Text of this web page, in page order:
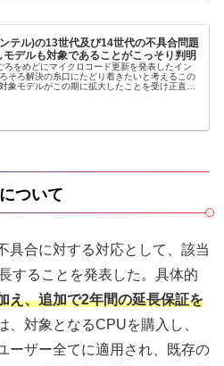
テル)の13世代及び14世代の不具合問題
モデルも対象であることがこっそり判明
ろをめどにマイクロコード更新を発表したイン
そろ解決の糸口にたどり着きたいと考えるこの
象モデルがこの期に拡大したことを受け正直驚
ついて
具合に対する対応として、該当
することを発表した。具体的
え、追加で2年間の延長保証を
、対象となるCPUを購入し、
ーザー全てに適用され、既存の